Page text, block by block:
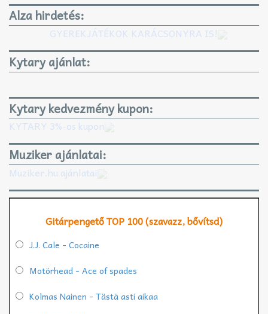
Alza hirdetés:
GYEREKJÁTÉKOK KARÁCSONYRA IS!
Kytary ajánlat:
Kytary kedvezmény kupon:
KYTARY 3%-os kupon
Muziker ajánlatai:
Muziker.hu ajánlatai
Gitárpengető TOP 100 (szavazz, bővítsd)
J.J. Cale - Cocaine
Motörhead - Ace of spades
Kolmas Nainen - Tästä asti aikaa